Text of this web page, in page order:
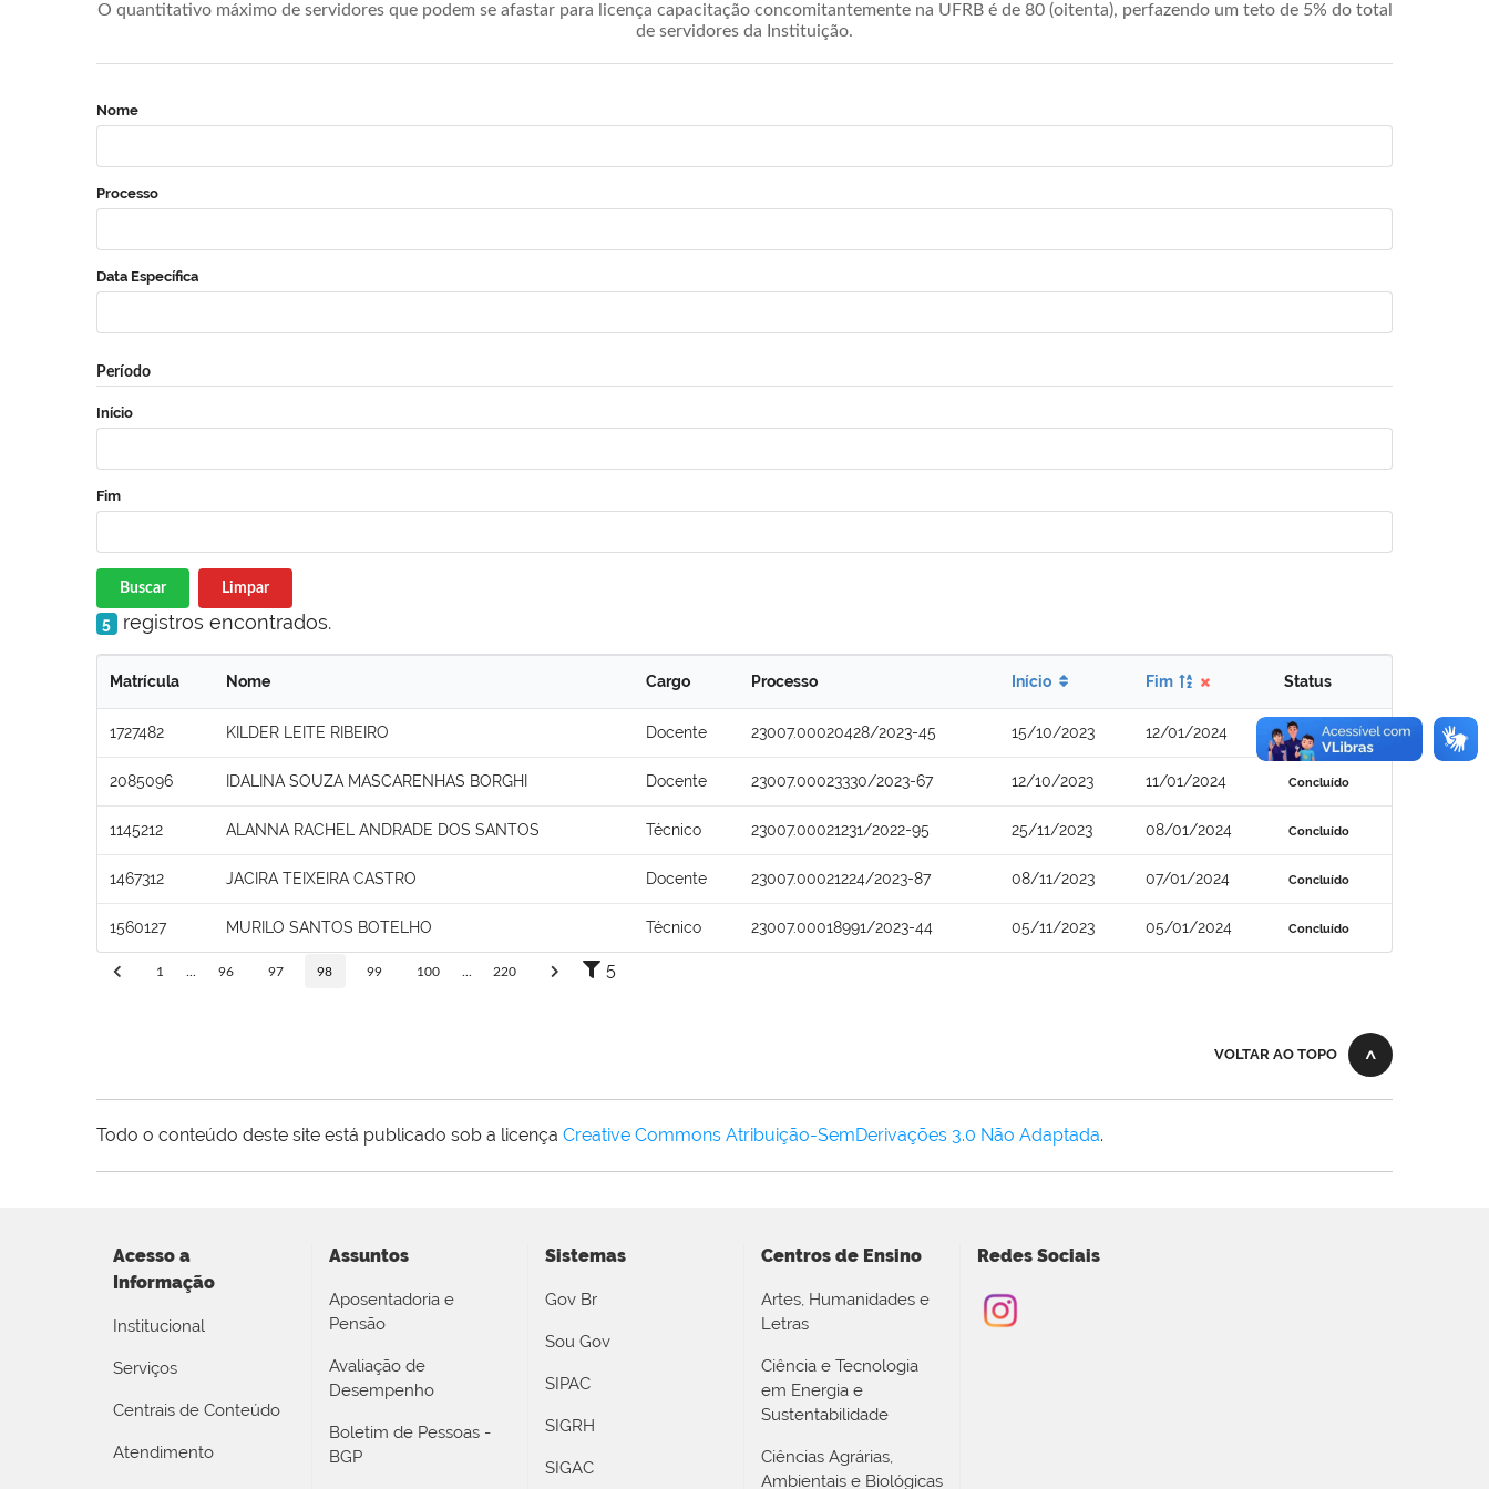
O quantitativo máximo de servidores que podem se afastar para licença capacitação concomitantemente na UFRB é de 80 (oitenta), perfazendo um teto de 5% do total
de servidores da Instituição.
Nome
Processo
Data Específica
Período
Início
Fim
Buscar Limpar
5 registros encontrados.
Matrícula Nome Cargo Processo Início Fim Status
1727482 KILDER LEITE RIBEIRO Docente 23007.00020428/2023-45 15/10/2023 12/01/2024 Concluído
2085096 IDALINA SOUZA MASCARENHAS BORGHI Docente 23007.00023330/2023-67 12/10/2023 11/01/2024 Concluído
1145212 ALANNA RACHEL ANDRADE DOS SANTOS Técnico 23007.00021231/2022-95 25/11/2023 08/01/2024 Concluído
1467312 JACIRA TEIXEIRA CASTRO Docente 23007.00021224/2023-87 08/11/2023 07/01/2024 Concluído
1560127 MURILO SANTOS BOTELHO Técnico 23007.00018991/2023-44 05/11/2023 05/01/2024 Concluído
1 96 97 98 99 100 220 5
VOLTAR AO TOPO
Todo o conteúdo deste site está publicado sob a licença Creative Commons Atribuição-SemDerivações 3.0 Não Adaptada.
Acesso a
Informação
Institucional
Serviços
Centrais de Conteúdo
Atendimento
Assuntos
Aposentadoria e
Pensão
Avaliação de
Desempenho
Boletim de Pessoas -
BGP
Sistemas
Gov Br
Sou Gov
SIPAC
SIGRH
SIGAC
Centros de Ensino
Artes, Humanidades e
Letras
Ciência e Tecnologia
em Energia e
Sustentabilidade
Ciências Agrárias,
Ambientais e Biológicas
Redes Sociais